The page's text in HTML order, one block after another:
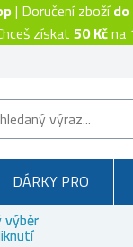
| Doručení zbožído
získat 50 Kčna
DÁRKY PRO
výběr